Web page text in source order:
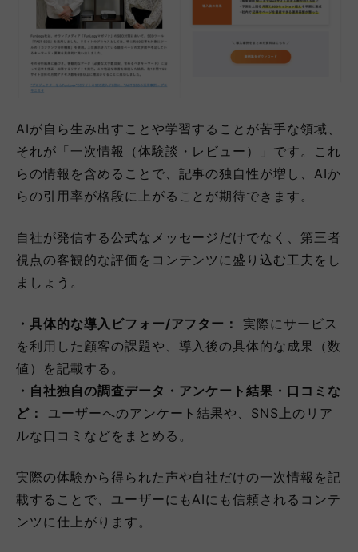
AIが自ら生み出すことや学習することが苦手な領域、
それが「一次情報（体験談・レビュー）」です。これ
らの情報を含めることで、記事の独自性が増し、AIか
らの引用率が格段に上がることが期待できます。
自社が発信する公式なメッセージだけでなく、第三者
視点の客観的な評価をコンテンツに盛り込む工夫をし
ましょう。
・具体的な導入ビフォー/アフター：
実際にサービス
を利用した顧客の課題や、導入後の具体的な成果（数
値）を記載する。
・自社独自の調査データ・アンケート結果・口コミな
ど：
ユーザーへのアンケート結果や、SNS上のリア
ルな口コミなどをまとめる。
実際の体験から得られた声や自社だけの一次情報を記
載することで、ユーザーにもAIにも信頼されるコンテ
ンツに仕上がります。